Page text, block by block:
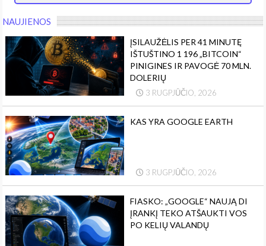
NAUJIENOS
ĮSILAUŽĖLIS PER 41 MINUTĘ
IŠTUŠTINO 1 196 „BITCOIN“
PINIGINES IR PAVOGĖ 70 MLN.
DOLERIŲ
3 RUGPJŪČIO, 2026
KAS YRA GOOGLE EARTH
3 RUGPJŪČIO, 2026
FIASKO: „GOOGLE“ NAUJĄ DI
ĮRANKĮ TEKO ATŠAUKTI VOS
PO KELIŲ VALANDŲ